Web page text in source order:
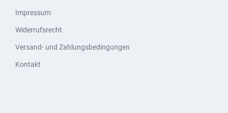
Impressum
Widerrufsrecht
Versand- und Zahlungsbedingungen
Kontakt